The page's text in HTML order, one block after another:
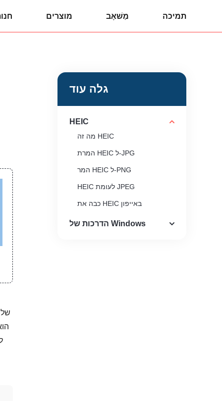
מוצרים מַשׁאָב תמיכה
גלה עוד
HEIC
מה זה HEIC
המרת HEIC ל-JPG
המר HEIC ל-PNG
HEIC לעומת JPEG
כבה את HEIC באייפון
הדרכות של Windows